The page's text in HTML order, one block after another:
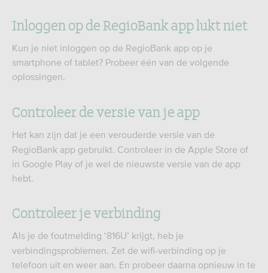
Inloggen op de RegioBank app lukt niet
Kun je niet inloggen op de RegioBank app op je
smartphone of tablet? Probeer één van de volgende
oplossingen.
Controleer de versie van je app
Het kan zijn dat je een verouderde versie van de
RegioBank app gebruikt. Controleer in de Apple Store of
in Google Play of je wel de nieuwste versie van de app
hebt.
Controleer je verbinding
Als je de foutmelding ‘816U’ krijgt, heb je
verbindingsproblemen. Zet de wifi-verbinding op je
telefoon uit en weer aan. En probeer daarna opnieuw in te